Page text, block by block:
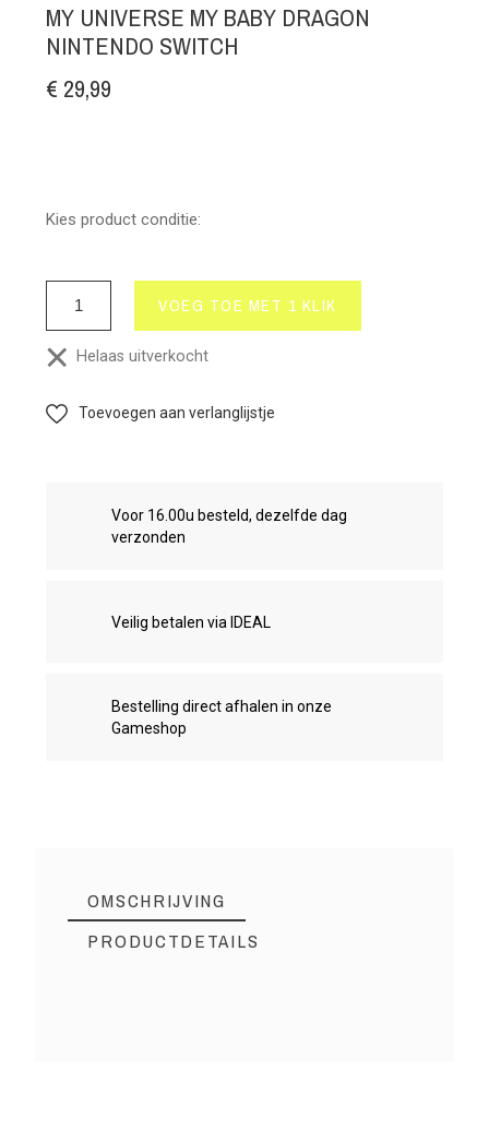
MY UNIVERSE MY BABY DRAGON
NINTENDO SWITCH
€ 29,99
Kies product conditie:
VOEG TOE MET 1 KLIK
Helaas uitverkocht
Toevoegen aan verlanglijstje
Voor 16.00u besteld, dezelfde dag
verzonden
Veilig betalen via IDEAL
Bestelling direct afhalen in onze
Gameshop
OMSCHRIJVING
PRODUCTDETAILS